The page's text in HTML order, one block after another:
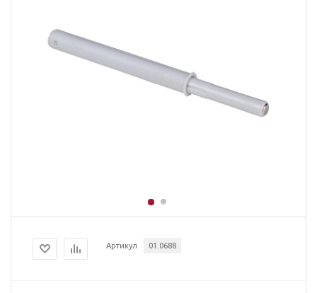
Артикул 01.0688